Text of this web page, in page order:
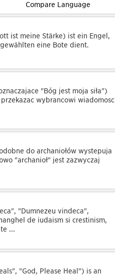
Compare Language
ist meine Stärke) ist ein Engel,
eine Bote dient.
"Bóg jest moją siłą")
wybrańcowi wiadomość
do archaniołów występują
"archanioł" jest zazwyczaj
"Dumnezeu vindecă",
de iudaism şi creştinism,
...
"God, Please Heal") is an